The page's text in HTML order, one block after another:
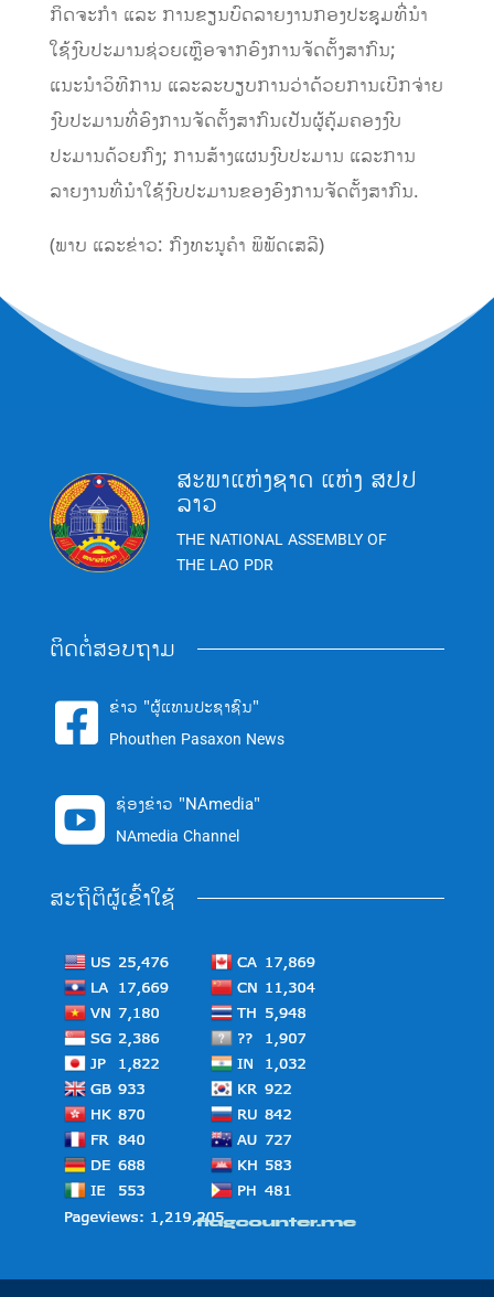
ກິດຈະກຳ ແລະ ການຂຽນບົດລາຍງານກອງປະຊຸມທີ່ນຳ
ໃຊ້ງົບປະມານຊ່ວຍເຫຼືອຈາກອົງການຈັດຕັ້ງສາກົນ;
ແນະນຳວິທີການ ແລະລະບຽບການວ່າດ້ວຍການເບີກຈ່າຍ
ງົບປະມານທີ່ອົງການຈັດຕັ້ງສາກົນເປັນຜູ້ຄຸ້ມຄອງງົບ
ປະມານດ້ວຍກົງ; ການສ້າງແຜນງົບປະມານ ແລະການ
ລາຍງານທີ່ນຳໃຊ້ງົບປະມານຂອງອົງການຈັດຕັ້ງສາກົນ.
(ພາບ ແລະຂ່າວ: ກົງທະນູຄໍາ ພິພັດເສລີ)
ສະພາແຫ່ງຊາດ ແຫ່ງ ສປປ
ລາວ
THE NATIONAL ASSEMBLY OF
THE LAO PDR
ຕິດຕໍ່ສອບຖາມ
 ຂ່າວ "ຜູ້ແທນປະຊາຊົນ"
Phouthen Pasaxon News
 ຊ່ອງຂ່າວ "NAmedia"
NAmedia Channel
ສະຖິຕິຜູ້ເຂົ້າໃຊ້